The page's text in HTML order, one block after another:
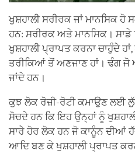
ਖੁਸ਼ਹਾਲੀ ਸਰੀਰਕ ਜਾਂ ਮਾਨਸਿਕ ਹੋ
ਹਨ: ਸਰੀਰਕ ਅਤੇ ਮਾਨਸਿਕ। ਸਾਡੇ
ਖੁਸ਼ਹਾਲੀ ਪ੍ਰਾਪਤ ਕਰਨਾ ਚਾਹੁੰਦੇ
ਤਰੀਕਿਆਂ ਤੋਂ ਅਣਜਾਣ ਹਾਂ। ਢੰਗ ਜੋ
ਜਾਂਦੇ ਹਨ।
ਕੁਝ ਲੋਕ ਰੋਜ਼ੀ-ਰੋਟੀ ਕਮਾਉਣ ਲਈ
ਸੋਚਦੇ ਹਨ ਕਿ ਇਹ ਉਨ੍ਹਾਂ ਨੂੰ
ਸਾਰੇ ਹੋਰ ਲੋਕ ਹਨ ਜੋ ਕਾਨੂੰਨ ਦੀਆਂ
ਆਦਿ ਬਣ ਕੇ ਖੁਸ਼ਹਾਲੀ ਪ੍ਰਾਪਤ